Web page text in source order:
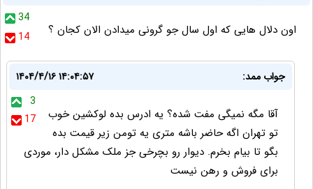
34
14
اون دلال هایی که اول سال جو گرونی میدادن الان کجان ؟
جواب ممد:
۱۴۰۴/۴/۱۶ ۱۴:۰۴:۵۷
3
17
آقا مگه نمیگی مفت شده؟ یه ادرس بده لوکشین خوب
تو تهران اگه حاضر باشه متری یه تومن زیر قیمت بده
بگو تا بیام بخرم. دیوار رو بچرخی جز ملک مشکل دار، موردی
برای فروش و رهن نیست